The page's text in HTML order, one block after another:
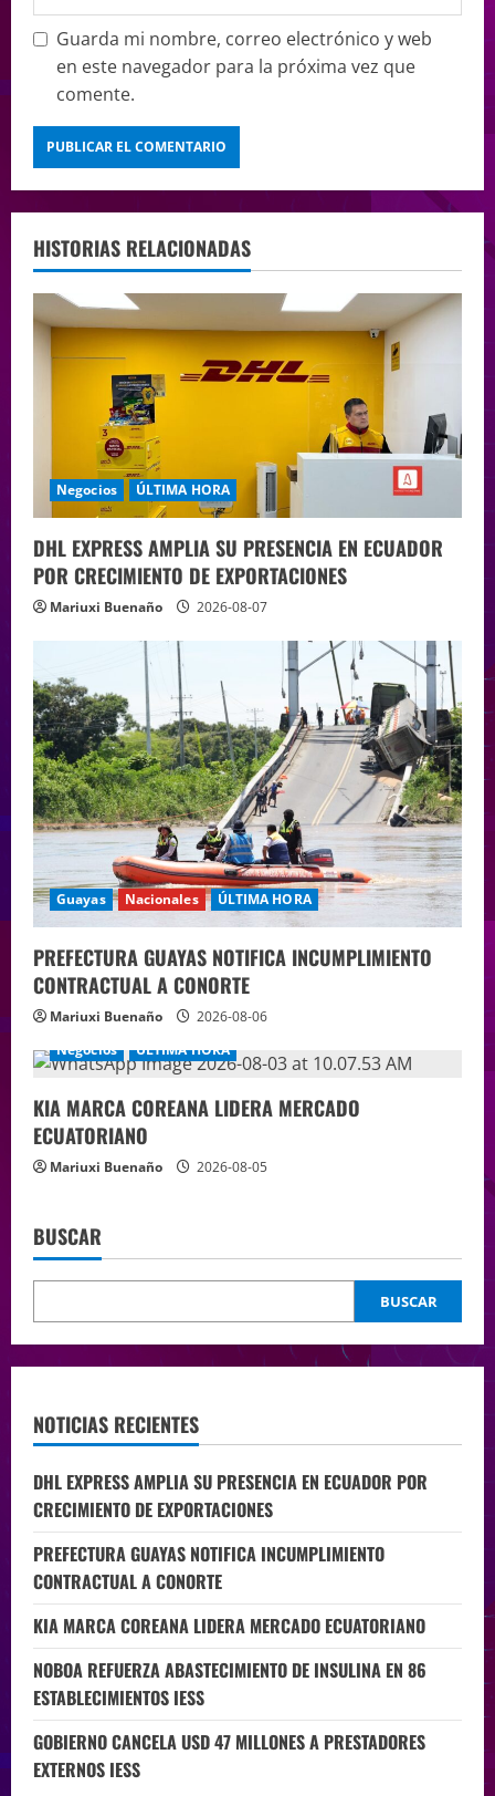
Guarda mi nombre, correo electrónico y web
en este navegador para la próxima vez que
comente.
HISTORIAS RELACIONADAS
Negocios ÚLTIMA HORA
DHL EXPRESS AMPLIA SU PRESENCIA EN ECUADOR
POR CRECIMIENTO DE EXPORTACIONES
Mariuxi Buenaño 2026-08-07
Guayas Nacionales ÚLTIMA HORA
PREFECTURA GUAYAS NOTIFICA INCUMPLIMIENTO
CONTRACTUAL A CONORTE
Mariuxi Buenaño
2026-08-06
Negocios
ÚLTIMA HORA
KIA MARCA COREANA LIDERA MERCADO
ECUATORIANO
Mariuxi Buenaño 2026-08-05
BUSCAR
BUSCAR
NOTICIAS RECIENTES
DHL EXPRESS AMPLIA SU PRESENCIA EN ECUADOR POR
CRECIMIENTO DE EXPORTACIONES
PREFECTURA GUAYAS NOTIFICA INCUMPLIMIENTO
CONTRACTUAL A CONORTE
KIA MARCA COREANA LIDERA MERCADO ECUATORIANO
NOBOA REFUERZA ABASTECIMIENTO DE INSULINA EN 86
ESTABLECIMIENTOS IESS
GOBIERNO CANCELA USD 47 MILLONES A PRESTADORES
EXTERNOS IESS